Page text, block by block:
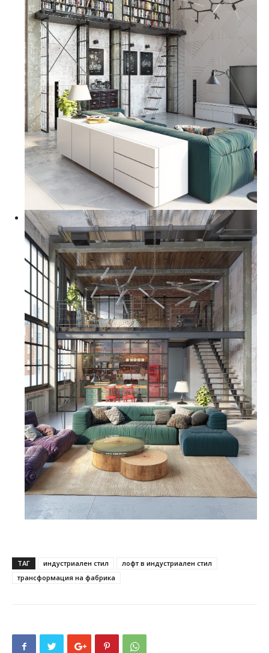
ТАГ индустриален стил
лофт в индустриален стил
трансформация на фабрика